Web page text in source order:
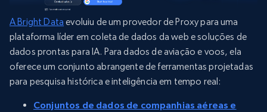
A Bright Data evoluiu de um provedor de Proxy para uma
plataforma líder em coleta de dados da web e soluções de
dados prontas para IA. Para dados de aviação e voos, ela
oferece um conjunto abrangente de ferramentas projetadas
para pesquisa histórica e inteligência em tempo real:
Conjuntos de dados de companhias aéreas e